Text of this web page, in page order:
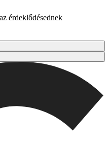
érdeklődésednek